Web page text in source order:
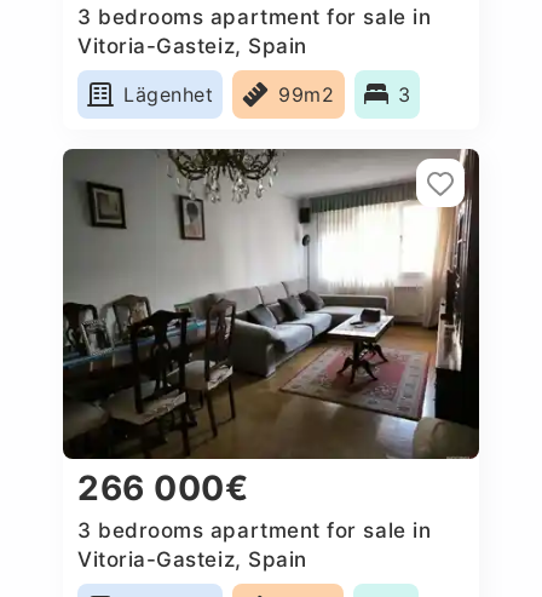
3 bedrooms apartment for sale in
Vitoria-Gasteiz, Spain
Lägenhet
99m2 3
266 000€
3 bedrooms apartment for sale in
Vitoria-Gasteiz, Spain